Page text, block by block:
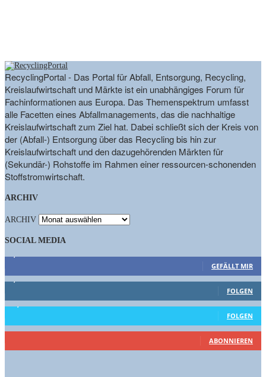
RecyclingPortal - Das Portal für Abfall, Entsorgung, Recycling,
Kreislaufwirtschaft und Märkte ist ein unabhängiges Forum für
Fachinformationen aus Europa. Das Themenspektrum umfasst
alle Facetten eines Abfallmanagements, das die nachhaltige
Kreislaufwirtschaft zum Ziel hat. Dabei schließt sich der Kreis von
der (Abfall-) Entsorgung über das Recycling bis hin zur
Kreislaufwirtschaft und den dazugehörenden Märkten für
(Sekundär-) Rohstoffe im Rahmen einer ressourcen-schonenden
Stoffstromwirtschaft.
ARCHIV
ARCHIV
SOCIAL MEDIA
GEFÄLLT MIR
FOLGEN
FOLGEN
ABONNIEREN